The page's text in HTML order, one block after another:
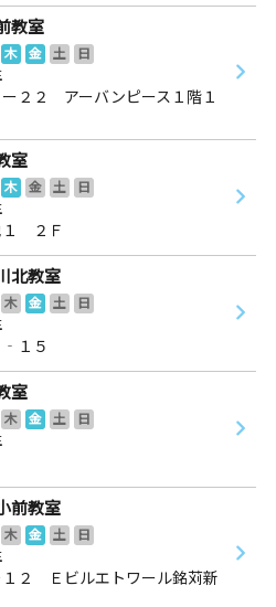
教室
木 金 土
日
２２ アーバンピース１階１
室
木 金 土
日
１ ２Ｆ
北教室
木 金 土
日
‐１５
室
木 金 土
日
前教室
木 金 土
日
２ Ｅビルエトワール銘苅新